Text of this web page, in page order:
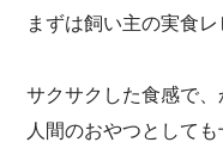
まずは飼い主の実食レ
サクサクした食感で、
人間のおやつとしても